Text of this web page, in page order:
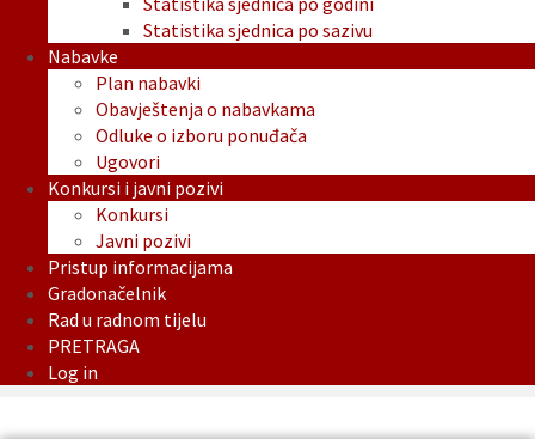
Statistika sjednica po sazivu
Nabavke
Plan nabavki
Obavještenja o nabavkama
Odluke o izboru ponuđača
Ugovori
Konkursi i javni pozivi
Konkursi
Javni pozivi
Pristup informacijama
Gradonačelnik
Rad u radnom tijelu
PRETRAGA
Log in